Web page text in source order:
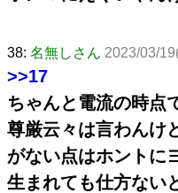
38: 名無しさん 2023/03/
>>17
ちゃんと電流の時点
尊厳云々は言わんけ
がない点はホントに
生まれても仕方ない